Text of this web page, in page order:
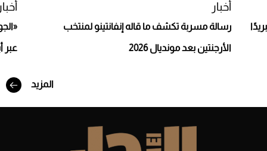
أخبار
رسالة مسربة تكشف ما قاله إنفانتينو لمنتخب
الأرجنتين بعد مونديال 2026 عبر
المزيد